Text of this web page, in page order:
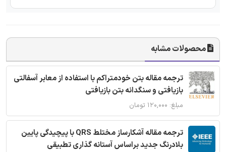
محصولات مشابه
ترجمه مقاله بتن خودمتراکم با استفاده از معابر آسفالتی
بازیافتی و سنگدانه بتن بازیافتی
مبلغ: ۱۲۰,۰۰۰ تومان
ترجمه مقاله آشکارساز مختلط QRS با پیچیدگی پایین
بلادرنگ جدید براساس آستانه گذاری تطبیقی